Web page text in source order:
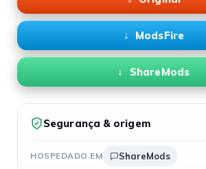
ModsFire
ShareMods
Segurança & origem
HOSPEDADO EM ShareMods